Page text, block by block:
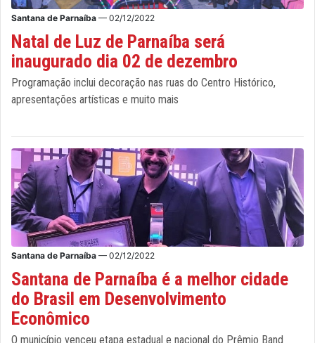
Santana de Parnaíba — 02/12/2022
Natal de Luz de Parnaíba será
inaugurado dia 02 de dezembro
Programação inclui decoração nas ruas do Centro Histórico,
apresentações artísticas e muito mais
Santana de Parnaíba — 02/12/2022
Santana de Parnaíba é a melhor cidade
do Brasil em Desenvolvimento
Econômico
O município venceu etapa estadual e nacional do Prêmio Band